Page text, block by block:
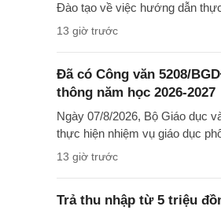
Đào tạo về việc hướng dẫn
13 giờ trước
Đã có Công văn 5208/
thông năm học 2026-2027
Ngày 07/8/2026, Bộ Giáo dục
thực hiện nhiệm vụ giáo dục
13 giờ trước
Trả thu nhập từ 5 triệu